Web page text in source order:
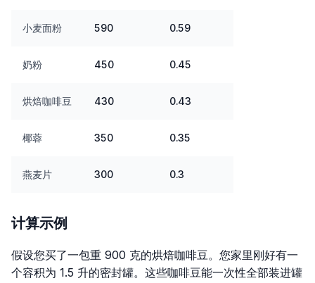
小麦面粉 590 0.59
奶粉 450 0.45
烘焙咖啡豆 430 0.43
椰蓉 350 0.35
燕麦片 300 0.3
计算示例
假设您买了一包重 900 克的烘焙咖啡豆。您家里刚好有一
个容积为 1.5 升的密封罐。这些咖啡豆能一次性全部装进罐